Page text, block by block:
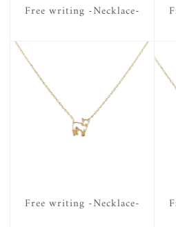
Free writing -Necklace-
Free writing -Necklace-